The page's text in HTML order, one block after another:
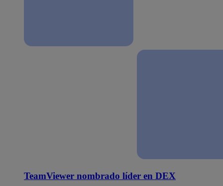
TeamViewer nombrado líder en DEX